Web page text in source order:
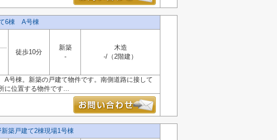
て6棟 A号棟
徒歩10分
新築
-
木造
-/（2階建）
号棟。新築の戸建て物件です。南側道路に接して
に位置する物件です...
築戸建て2棟現場1号棟